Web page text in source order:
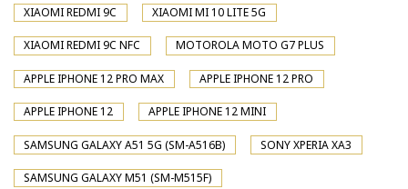
XIAOMI REDMI 9C XIAOMI MI 10 LITE 5G
XIAOMI REDMI 9C NFC MOTOROLA MOTO G7 PLUS
APPLE IPHONE 12 PRO MAX APPLE IPHONE 12 PRO
APPLE IPHONE 12 APPLE IPHONE 12 MINI
SAMSUNG GALAXY A51 5G (SM-A516B) SONY XPERIA XA3
SAMSUNG GALAXY M51 (SM-M515F)